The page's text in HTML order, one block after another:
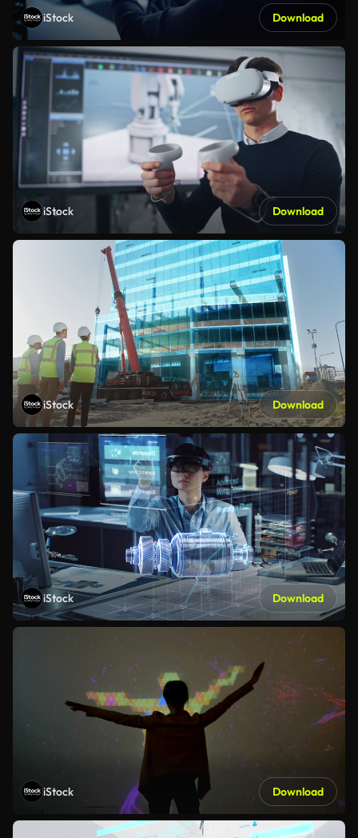
iStock Download
iStock Download
iStock Download
iStock Download
iStock Download